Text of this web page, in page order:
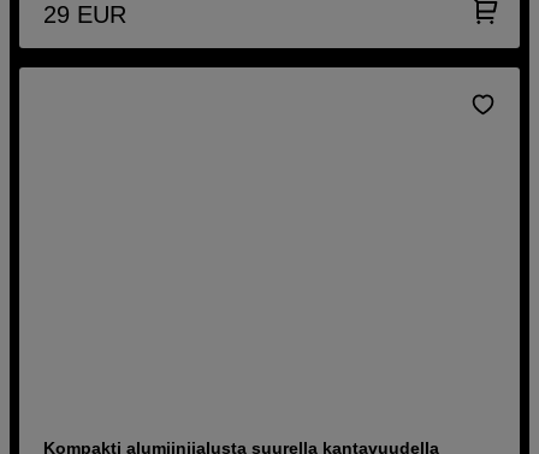
29 EUR
Kompakti alumiinijalusta suurella kantavuudella